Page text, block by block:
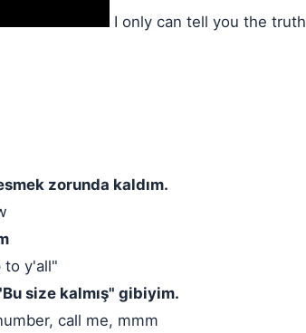
I only can tell you the truth
zorunda kaldım.
to y'all"
size kalmış" gibiyim.
call me, mmm